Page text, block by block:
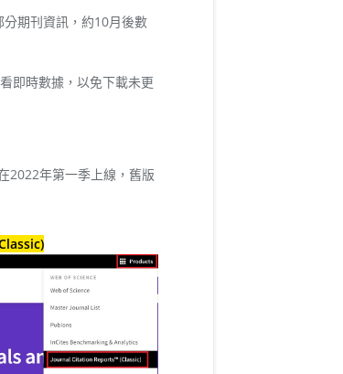
分期刊資訊，約10月後數
即時數據，以免下載未更
2022年第一季上線，舊版